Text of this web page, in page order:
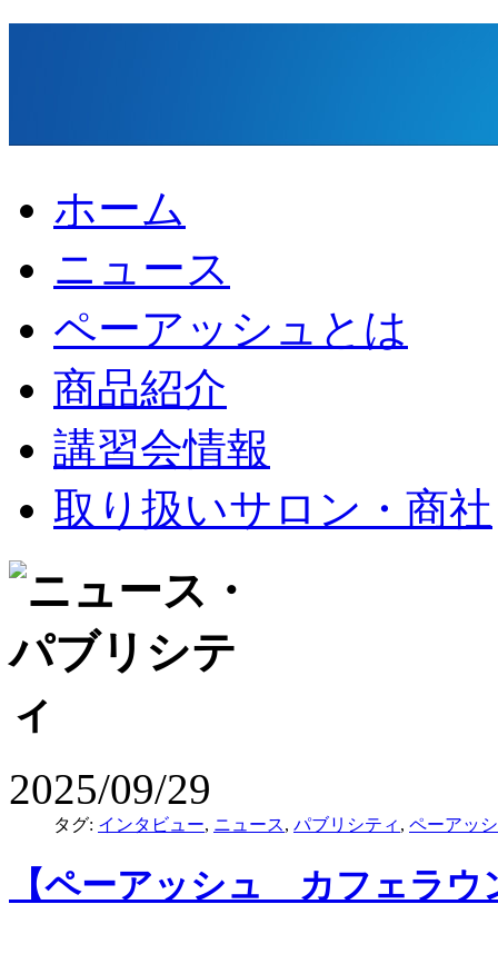
ホーム
ニュース
ペーアッシュとは
商品紹介
講習会情報
取り扱いサロン・商社
2025/09/29
タグ: インタビュー, ニュース, パブリシティ , ペーアッ
【ペーアッシュ カフェラウ